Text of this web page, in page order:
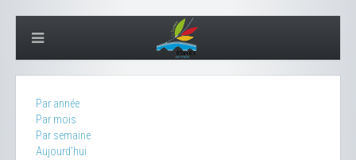
Par année
Par mois
Par semaine
Aujourd'hui